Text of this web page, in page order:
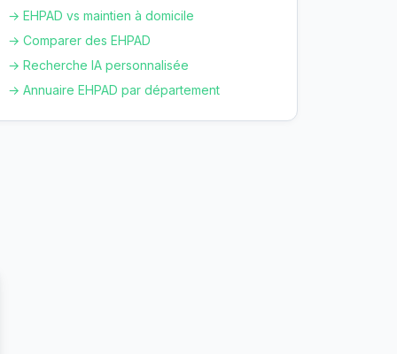
→ EHPAD vs maintien à domicile
→ Comparer des EHPAD
→ Recherche IA personnalisée
→ Annuaire EHPAD par département